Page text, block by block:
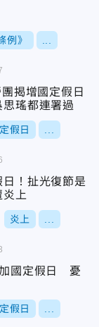
例》
揭增國定假日
瑤都連署過
假日
！扯光復節是
炎上
炎上
國定假日 憂
假日